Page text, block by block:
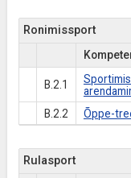
Ronimissport
B.2.1
B.2.2 Õppe-
Rulasport